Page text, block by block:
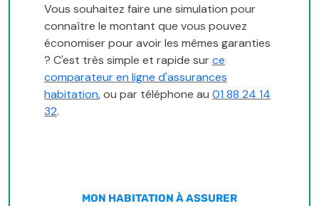
Vous souhaitez faire une simulation pour
connaître le montant que vous pouvez
économiser pour avoir les mêmes garanties
? C'est très simple et rapide surce
comparateur en ligne d'assurances
habitation, ou par téléphone au 01 88 24 14
32.